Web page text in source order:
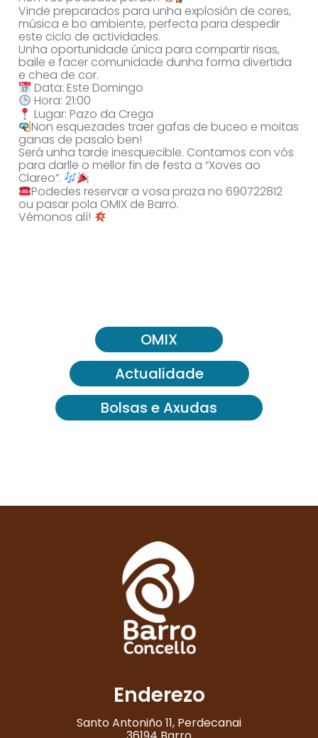
Vinde preparados para unha explosión de cores,
música e bo ambiente, perfecta para despedir
este ciclo de actividades.
Unha oportunidade única para compartir risas,
baile e facer comunidade dunha forma divertida
e chea de cor.
Data: Este Domingo
Hora: 21:00
Lugar: Pazo da Crega
Non esquezades traer gafas de buceo e moitas
ganas de pasalo ben!
Será unha tarde inesquecible. Contamos con vós
para darlle o mellor fin de festa a “Xoves ao
Clareo”.
Podedes reservar a vosa praza no 690722812
ou pasar pola OMIX de Barro.
Vémonos alí!
OMIX
Actualidade
Bolsas e Axudas
Enderezo
Santo Antoniño 11, Perdecanai